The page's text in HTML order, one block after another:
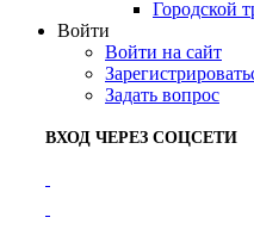
Городской
Войти
Войти на сайт
Задать вопрос
ВХОД ЧЕРЕЗ СОЦСЕТИ